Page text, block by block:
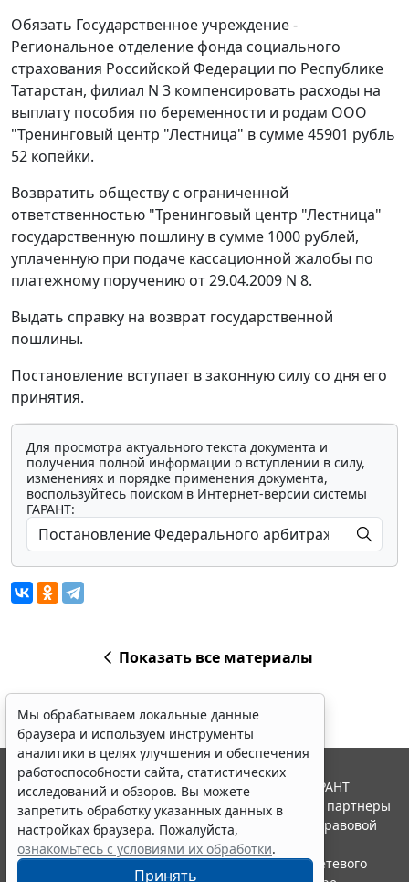
Обязать Государственное учреждение -
Региональное отделение фонда социального
страхования Российской Федерации по Республике
Татарстан, филиал N 3 компенсировать расходы на
выплату пособия по беременности и родам ООО
"Тренинговый центр "Лестница" в сумме 45901 рубль
52 копейки.
Возвратить обществу с ограниченной
ответственностью "Тренинговый центр "Лестница"
государственную пошлину в сумме 1000 рублей,
уплаченную при подаче кассационной жалобы по
платежному поручению от 29.04.2009 N 8.
Выдать справку на возврат государственной
пошлины.
Постановление вступает в законную силу со дня его
принятия.
Для просмотра актуального текста документа и
получения полной информации о вступлении в силу,
изменениях и порядке применения документа,
воспользуйтесь поиском в Интернет-версии системы
ГАРАНТ:
Показать все материалы
Мы обрабатываем локальные данные
браузера и используем инструменты
аналитики в целях улучшения и обеспечения
работоспособности сайта, статистических
исследований и обзоров. Вы можете
запретить обработку указанных данных в
настройках браузера. Пожалуйста,
ознакомьтесь с условиями их обработки.
Принять
© ООО "НПП "ГАРАНТ-СЕРВИС", 2026. Система ГАРАНТ
выпускается с 1990 года. Компания "Гарант" и ее партнеры
являются участниками Российской ассоциации правовой
информации ГАРАНТ.
Портал ГАРАНТ.РУ зарегистрирован в качестве сетевого